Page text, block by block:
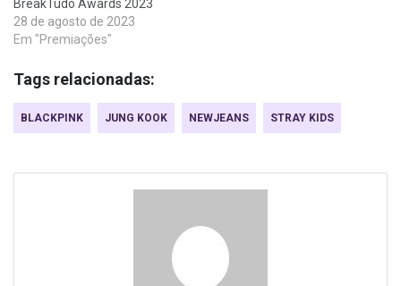
BreakTudo Awards 2023
28 de agosto de 2023
Em "Premiações"
Tags relacionadas:
BLACKPINK JUNG KOOK NEWJEANS STRAY KIDS